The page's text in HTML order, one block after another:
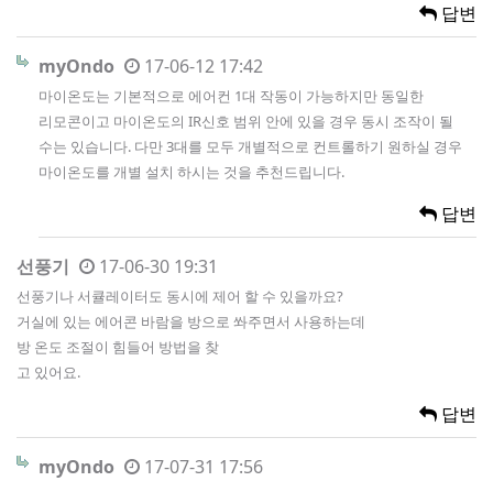
답변
myOndo 17-06-12 17:42
마이온도는 기본적으로 에어컨 1대 작동이 가능하지만 동일한
리모콘이고 마이온도의 IR신호 범위 안에 있을 경우 동시 조작이 될
수는 있습니다. 다만 3대를 모두 개별적으로 컨트롤하기 원하실 경우
마이온도를 개별 설치 하시는 것을 추천드립니다.
답변
선풍기 17-06-30 19:31
선풍기나 서큘레이터도 동시에 제어 할 수 있을까요?
거실에 있는 에어콘 바람을 방으로 쏴주면서 사용하는데
방 온도 조절이 힘들어 방법을 찾
고 있어요.
답변
myOndo 17-07-31 17:56